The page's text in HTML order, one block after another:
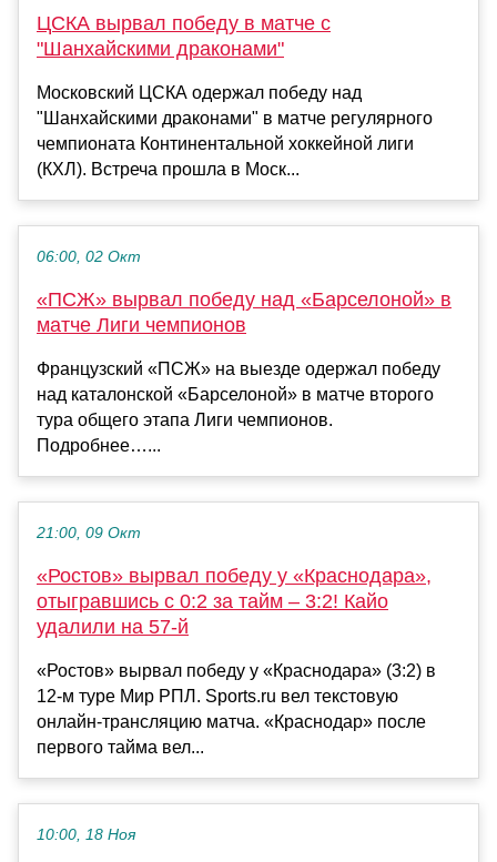
ЦСКА вырвал победу в матче с
"Шанхайскими драконами"
Московский ЦСКА одержал победу над
"Шанхайскими драконами" в матче регулярного
чемпионата Континентальной хоккейной лиги
(КХЛ). Встреча прошла в Моск...
06:00, 02 Окт
«ПСЖ» вырвал победу над «Барселоной» в
матче Лиги чемпионов
Французский «ПСЖ» на выезде одержал победу
над каталонской «Барселоной» в матче второго
тура общего этапа Лиги чемпионов.
Подробнее…...
21:00, 09 Окт
«Ростов» вырвал победу у «Краснодара»,
отыгравшись с 0:2 за тайм – 3:2! Кайо
удалили на 57-й
«Ростов» вырвал победу у «Краснодара» (3:2) в
12-м туре Мир РПЛ. Sports.ru вел текстовую
онлайн-трансляцию матча. «Краснодар» после
первого тайма вел...
10:00, 18 Ноя